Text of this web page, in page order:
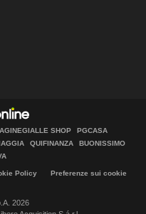
SHOP
PGCASA
QUIFINANZA
BUONISSIMO
Policy
Preferenze sui cookie
2026